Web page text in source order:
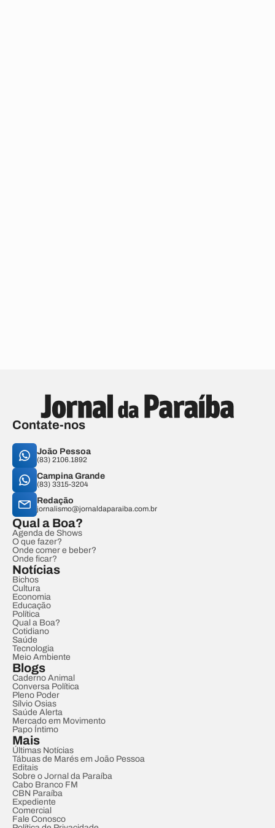
Contate-nos
João Pessoa
(83) 2106.1892
Campina Grande
(83) 3315-3204
Redação
jornalismo@jornaldaparaiba.com.br
Qual a Boa?
Agenda de Shows
O que fazer?
Onde comer e beber?
Onde ficar?
Notícias
Bichos
Cultura
Economia
Educação
Política
Qual a Boa?
Cotidiano
Saúde
Tecnologia
Meio Ambiente
Blogs
Caderno Animal
Conversa Política
Pleno Poder
Sílvio Osias
Saúde Alerta
Mercado em Movimento
Papo Íntimo
Mais
Últimas Notícias
Tábuas de Marés em João Pessoa
Editais
Sobre o Jornal da Paraíba
Cabo Branco FM
CBN Paraíba
Expediente
Comercial
Fale Conosco